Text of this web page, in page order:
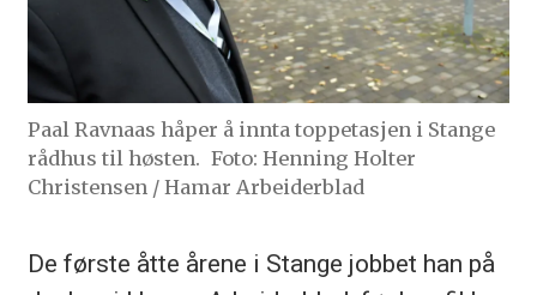
Paal Ravnaas håper å innta toppetasjen i Stange
rådhus til høsten. Foto: Henning Holter
Christensen / Hamar Arbeiderblad
De første åtte årene i Stange jobbet han på